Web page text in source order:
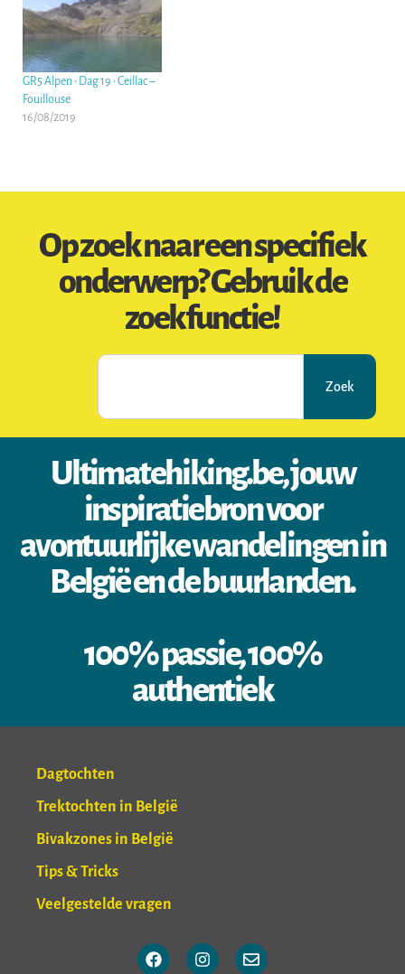
GR5 Alpen • Dag 19 • Ceillac –
Fouillouse
16/08/2019
Op zoek naar een specifiek
onderwerp? Gebruik de
zoekfunctie!
Zoek
Ultimatehiking.be, jouw
inspiratiebron voor
avontuurlijke wandelingen in
België en de buurlanden.
100% passie, 100%
authentiek
Dagtochten
Trektochten in België
Bivakzones in België
Tips & Tricks
Veelgestelde vragen